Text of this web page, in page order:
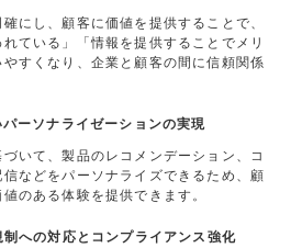
にし、顧客に価値を提供することで、
ている」「情報を提供することでメリ
すくなり、企業と顧客の間に信頼関係
ーソナライゼーションの実現
いて、製品のレコメンデーション、コ
などをパーソナライズできるため、顧
のある体験を提供できます。
への対応とコンプライアンス強化